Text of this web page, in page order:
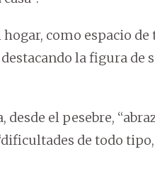
como espacio
la figura de
el pesebre,
de todo